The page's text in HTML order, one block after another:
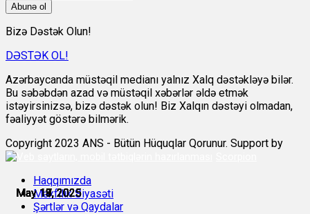
May 11, 2025
May 13, 2025
May 17, 2025
May 18, 2025
May 18, 2025
May 19, 2025
Abunə ol
Bizə Dəstək Olun!
DƏSTƏK OL!
Azərbaycanda müstəqil medianı yalnız Xalq dəstəkləyə bilər.
Bu səbəbdən azad və müstəqil xəbərlər əldə etmək
istəyirsinizsə, bizə dəstək olun! Biz Xalqın dəstəyi olmadan,
fəaliyyət göstərə bilmərik.
Copyright 2023 ANS - Bütün Hüquqlar Qorunur. Support by
Haqqımızda
Məxfilik Siyasəti
Şərtlər və Qaydalar